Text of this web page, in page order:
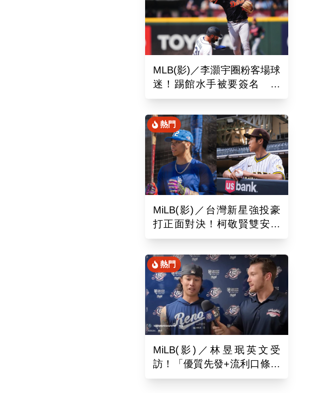
MLB(影)／李灝宇圈粉客場球
迷！踢館水手被要簽名 當
地狂粉：終於見到你了
熱門
MiLB(影)／台灣新星強投豪
打正面對決！柯敬賢雙安狙
擊蘇嵐鴻
熱門
MiLB(影)／林昱珉英文受
訪！「優質先發+流利口條」
被讚爆 網：有Ray的感覺